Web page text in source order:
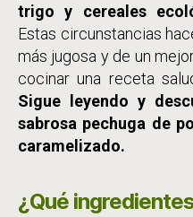
trigo y cereales
Estas circunstancias
más jugosa y de un
cocinar una receta
Sigue leyendo y
sabrosa pechuga de
caramelizado.
¿Qué